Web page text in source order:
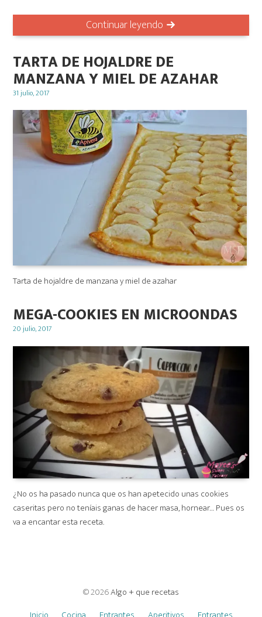
Continuar leyendo
TARTA DE HOJALDRE DE
MANZANA Y MIEL DE AZAHAR
Posted
31 julio, 2017
Tarta de hojaldre de manzana y miel de azahar
MEGA-COOKIES EN MICROONDAS
Posted
20 julio, 2017
¿No os ha pasado nunca que os han apetecido unas cookies
caseritas pero no teníais ganas de hacer masa, hornear… Pues os
va a encantar esta receta.
© 2026Algo + que recetas